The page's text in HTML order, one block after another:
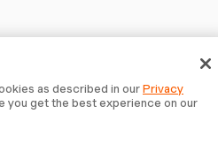
as described in ourPrivacy
you get the best experience on our